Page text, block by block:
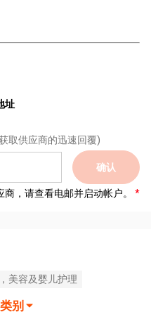
址
取供应商的迅速回覆)
确认
，请查看电邮并启动帐户。
美容及婴儿护理
别